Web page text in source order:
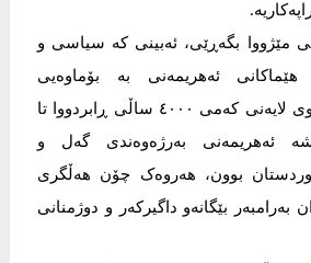
مێژووا بگەڕێی، ئەبینی کە سیاسی و
هێماکانی ئەهریمەنی بە بۆماوەیی
هەڵگرتووە و لە مێژووی لایەنی کەمی ٤٠٠٠ ساڵی ڕابردووا تا
ئەهریمەنی بەرژەوەندی گەل و
بوون، هەروەک چۆن هەڵگری
بەرامبەر بێگانەو داگیرکەر و دوژمنانی